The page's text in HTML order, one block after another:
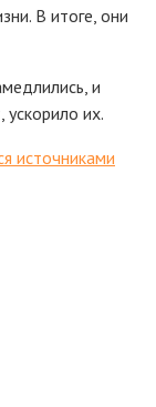
В итоге, они
и
их.
источниками